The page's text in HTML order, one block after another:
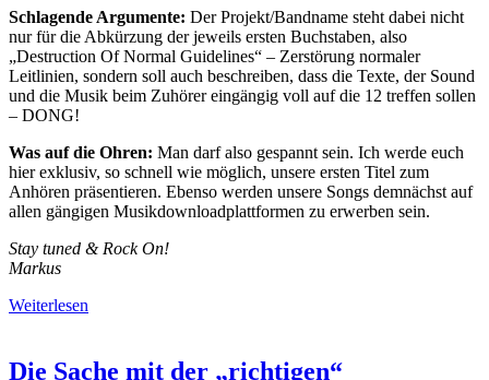
Schlagende Argumente: Der Projekt/Bandname steht dabei nicht
nur für die Abkürzung der jeweils ersten Buchstaben, also
„Destruction Of Normal Guidelines“ – Zerstörung normaler
Leitlinien, sondern soll auch beschreiben, dass die Texte, der Sound
und die Musik beim Zuhörer eingängig voll auf die 12 treffen sollen
– DONG!
Was auf die Ohren: Man darf also gespannt sein. Ich werde euch
hier exklusiv, so schnell wie möglich, unsere ersten Titel zum
Anhören präsentieren. Ebenso werden unsere Songs demnächst auf
allen gängigen Musikdownloadplattformen zu erwerben sein.
Stay tuned & Rock On!
Markus
Weiterlesen
Die Sache mit der „richtigen“